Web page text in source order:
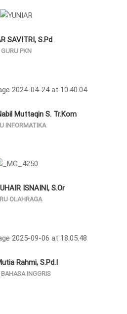
SAVITRI, S.Pd
GURU PKN
Muttaqin S. Tr.Kom
INFORMATIKA
ISNAINI, S.Or
OLAHRAGA
Rahmi, S.Pd.I
INGGRIS